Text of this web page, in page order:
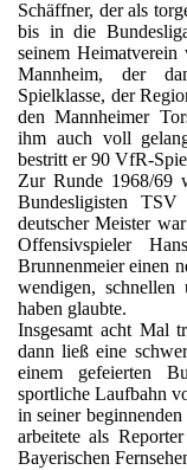
Schäffner, der als
bis in die
seinem
Mannheim, der
Spielklasse, der
den Mannheimer
ihm auch voll
bestritt er 90 VfR-
Zur Runde 1968/69
Bundesligisten
deutscher Meister
Offensivspieler
Brunnenmeier einen
wendigen, schnellen
haben glaubte.
Insgesamt acht Mal
dann ließ eine
einem gefeierten
sportliche Laufbahn
in seiner
arbeitete als
Bayerischen